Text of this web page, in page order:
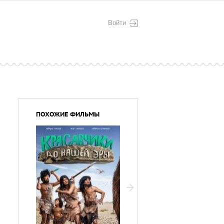
Войти
ПОХОЖИЕ ФИЛЬМЫ